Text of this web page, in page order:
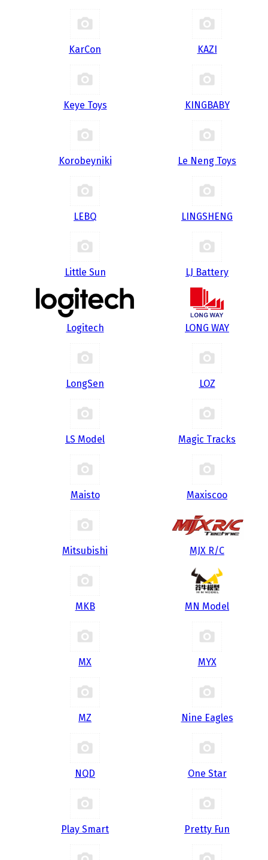
KarCon KAZI
Keye Toys KINGBABY
Korobeyniki Le Neng Toys
LEBQ LINGSHENG
Little Sun LJ Battery
Logitech LONG WAY
LongSen LOZ
LS Model Magic Tracks
Maisto Maxiscoo
Mitsubishi MJX R/C
MKB MN Model
MX MYX
MZ Nine Eagles
NQD One Star
Play Smart Pretty Fun